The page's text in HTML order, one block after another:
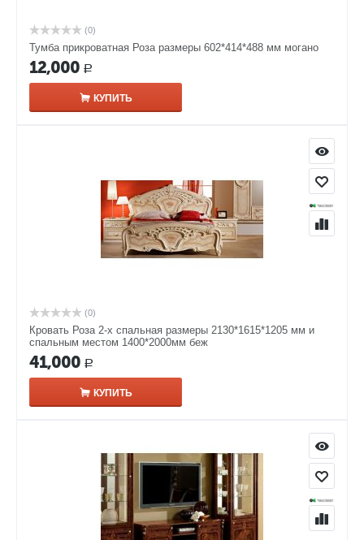
(0)
Тумба прикроватная Роза размеры 602*414*488 мм могано
12,000 Р
КУПИТЬ
(0)
Кровать Роза 2-х спальная размеры 2130*1615*1205 мм и
спальным местом 1400*2000мм беж
41,000 Р
КУПИТЬ